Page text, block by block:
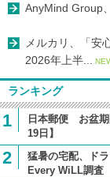
AnyMind Group
メルカリ、「安
2026年上半...
ランキング
1
日本郵便 お盆期
19日】
2
猛暑の宅配、ド
Every WiLL調査